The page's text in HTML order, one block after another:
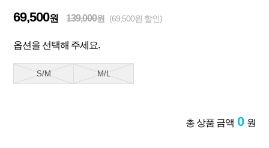
69,500원 139,000원 (69,500원 할인)
옵션을 선택해 주세요.
S/M M/L
총 상품 금액 0 원